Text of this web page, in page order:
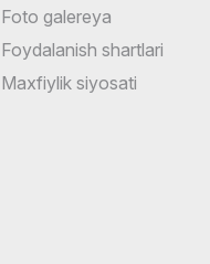
Foto galereya
Foydalanish shartlari
Maxfiylik siyosati